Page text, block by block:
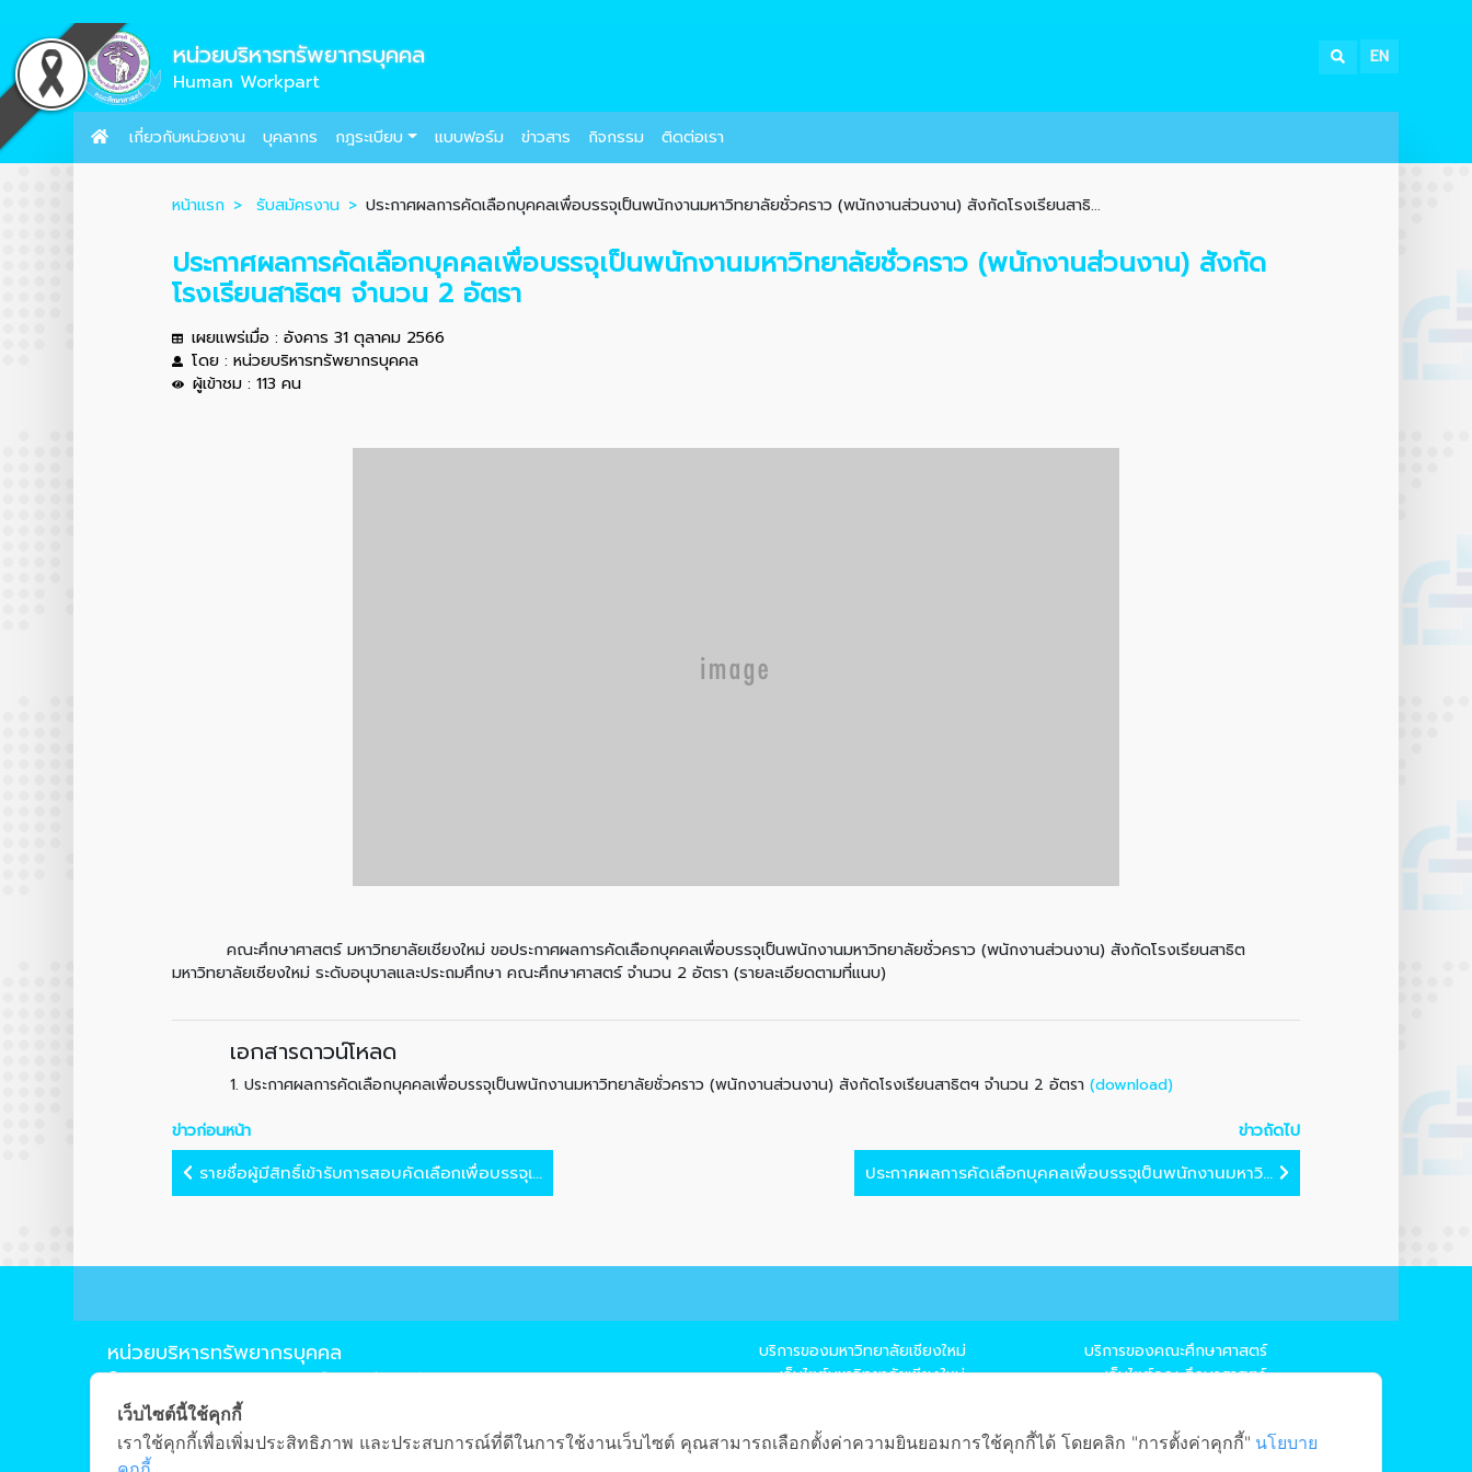
หน่วยบริหารทรัพยากรบุคคล
Human Workpart
EN
เกี่ยวกับหน่วยงาน บุคลากร กฎระเบียบ แบบฟอร์ม ข่าวสาร กิจกรรม ติดต่อเรา
หน้าแรก รับสมัครงาน ประกาศผลการคัดเลือกบุคคลเพื่อบรรจุเป็นพนักงานมหาวิทยาลัยชั่วคราว (พนักงานส่วนงาน) สังกัดโรงเรียนสาธิ...
ประกาศผลการคัดเลือกบุคคลเพื่อบรรจุเป็นพนักงานมหาวิทยาลัยชั่วคราว (พนักงานส่วนงาน) สังกัด
โรงเรียนสาธิตฯ จำนวน 2 อัตรา
เผยแพร่เมื่อ : อังคาร 31 ตุลาคม 2566
โดย : หน่วยบริหารทรัพยากรบุคคล
ผู้เข้าชม : 113 คน
คณะศึกษาศาสตร์ มหาวิทยาลัยเชียงใหม่ ขอประกาศผลการคัดเลือกบุคคลเพื่อบรรจุเป็นพนักงานมหาวิทยาลัยชั่วคราว (พนักงานส่วนงาน) สังกัดโรงเรียนสาธิต
มหาวิทยาลัยเชียงใหม่ ระดับอนุบาลและประถมศึกษา คณะศึกษาศาสตร์ จำนวน 2 อัตรา (รายละเอียดตามที่แนบ)
เอกสารดาวน์โหลด
1.ประกาศผลการคัดเลือกบุคคลเพื่อบรรจุเป็นพนักงานมหาวิทยาลัยชั่วคราว (พนักงานส่วนงาน) สังกัดโรงเรียนสาธิตฯ จำนวน 2 อัตรา(download)
ข่าวก่อนหน้า
ข่าวถัดไป
รายชื่อผู้มีสิทธิ์เข้ารับการสอบคัดเลือกเพื่อบรรจุเ...
ประกาศผลการคัดเลือกบุคคลเพื่อบรรจุเป็นพนักงานมหาวิ...
หน่วยบริหารทรัพยากรบุคคล
239 ถ.ห้วยแก้ว ต.สุเทพ อ.เมือง จ.เชียงใหม่ 50200
0-5394-4210
0-5322-1283
pisuth.u@cmu.ac.th
บริการของมหาวิทยาลัยเชียงใหม่
→ เว็บไซต์มหาวิทยาลัยเชียงใหม่
→ CMU MIS
บริการของคณะศึกษาศาสตร์
→ เว็บไซต์คณะศึกษาศาสตร์
→ EDU SIS
เว็บไซต์นี้ใช้คุกกี้
เราใช้คุกกี้เพื่อเพิ่มประสิทธิภาพ และประสบการณ์ที่ดีในการใช้งานเว็บไซต์ คุณสามารถเลือกตั้งค่าความยินยอมการใช้คุกกี้ได้ โดยคลิก "การตั้งค่าคุกกี้" นโยบาย